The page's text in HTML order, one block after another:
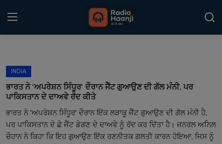
Home
Kitaab Kahani
INDIA
ਭਾਰਤ ਨੇ 'ਅਪਰੇਸ਼ਨ ਸਿੰਧੂਰ' ਦੌਰਾਨ ਜੈੱਟ ਗੁਆਉਣ ਦੀ ਗੱਲ ਮੰਨੀ, ਪਰ
ਪਾਕਿਸਤਾਨ ਦੇ ਦਾਅਵੇ ਰੱਦ ਕੀਤੇ
ਭਾਰਤ ਨੇ 'ਅਪਰੇਸ਼ਨ ਸਿੰਧੂਰ' ਦੌਰਾਨ ਇੱਕ ਲੜਾਕੂ ਜੈੱਟ ਗੁਆਉਣ ਦੀ ਗੱਲ ਮੰਨੀ ਹੈ,
ਪਰ ਪਾਕਿਸਤਾਨ ਦੇ ਛੇ ਜੈੱਟ ਡੇਗਣ ਦੇ ਦਾਅਵੇ ਨੂੰ ਰੱਦ ਕਰ ਦਿੱਤਾ ਹੈ। ਜਨਰਲ ਅਨਿਲ
ਚੌਹਾਨ ਨੇ ਕਿਹਾ ਕਿ ਇਹ ਗੁਆਉਣ ਇੱਕ ਰਣਨੀਤਕ ਗਲਤੀ ਕਾਰਨ ਹੋਇਆ, ਜਿਸ ਨੂੰ